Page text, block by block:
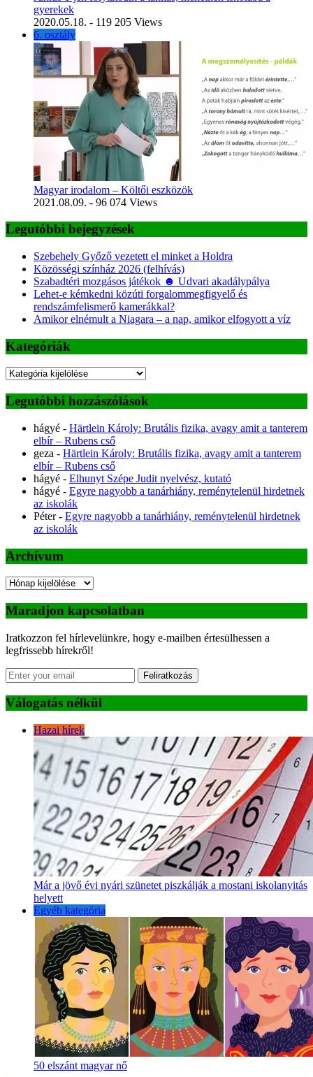
gyerekek
2020.05.18. - 119 205 Views
6. osztály
Magyar irodalom – Költői eszközök
2021.08.09. - 96 074 Views
Legutóbbi bejegyzések
Szebehely Győző vezetett el minket a Holdra
Közösségi színház 2026 (felhívás)
Szabadtéri mozgásos játékok ☻ Udvari akadálypálya
Lehet-e kémkedni közúti forgalommegfigyelő és
rendszámfelismerő kamerákkal?
Amikor elnémult a Niagara – a nap, amikor elfogyott a víz
Kategóriák
Kategóriák
Legutóbbi hozzászólások
hágyé - Härtlein Károly: Brutális fizika, avagy amit a tanterem
elbír – Rubens cső
geza - Härtlein Károly: Brutális fizika, avagy amit a tanterem
elbír – Rubens cső
hágyé - Elhunyt Szépe Judit nyelvész, kutató
hágyé - Egyre nagyobb a tanárhiány, reménytelenül hirdetnek
az iskolák
Péter- Egyre nagyobb a tanárhiány, reménytelenül hirdetnek
az iskolák
Archívum
Archívum
Maradjon kapcsolatban
Iratkozzon fel hírlevelünkre, hogy e-mailben értesülhessen a
legfrissebb hírekről!
Feliratkozás
Válogatás nélkül
Hazai hírek
Már a jövő évi nyári szünetet piszkálják a mostani iskolanyitás
helyett
Egyéb kategória
50 elszánt magyar nő